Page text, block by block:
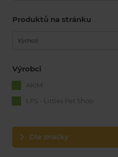
Produktů na stránku
Výchozí
Výrobci
AKIM
LPS - Littles Pet Shop
Dle značky